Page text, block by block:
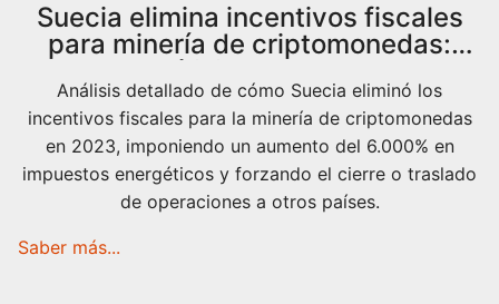
Suecia elimina incentivos fiscales
para minería de criptomonedas:
Análisis completo
Análisis detallado de cómo Suecia eliminó los
incentivos fiscales para la minería de criptomonedas
en 2023, imponiendo un aumento del 6.000% en
impuestos energéticos y forzando el cierre o traslado
de operaciones a otros países.
Saber más...